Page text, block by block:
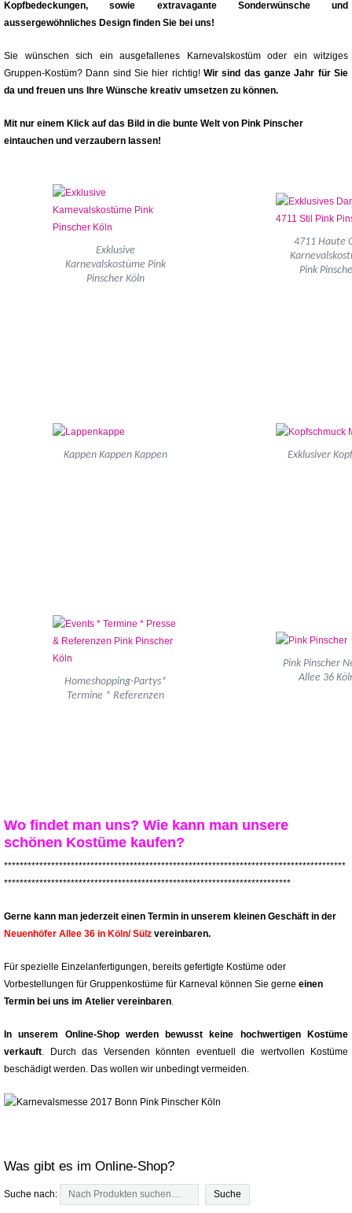
Kopfbedeckungen, sowie extravagante Sonderwünsche und
aussergewöhnliches Design finden Sie bei uns!
Sie wünschen sich ein ausgefallenes Karnevalskostüm oder ein witziges
Gruppen-Kostüm? Dann sind Sie hier richtig! Wir sind das ganze Jahr für Sie
da und freuen uns Ihre Wünsche kreativ umsetzen zu können.
Mit nur einem Klick auf das Bild in die bunte Welt von Pink Pinscher
eintauchen und verzaubern lassen!
Exklusive
Karnevalskostüme Pink
Pinscher Köln
4711 Haute
Pink
Kappen Kappen Kappen Exklusiver
Homeshopping-Partys*
Termine * Referenzen
Pink Pinscher
Allee 36
Wo findet man uns? Wie kann man unsere
schönen Kostüme kaufen?
***************************************************************************************
*************************************************************************
Gerne kann man jederzeit einen Termin in unserem kleinen Geschäft in der
Neuenhöfer Allee 36 in Köln/ Sülz vereinbaren.
Für spezielle Einzelanfertigungen, bereits gefertigte Kostüme oder
Vorbestellungen für Gruppenkostüme für Karneval können Sie gerne einen
Termin bei uns im Atelier vereinbaren
In unserem Online-Shop werden bewusst keine hochwertigen Kostüme
verkauft . Durch das Versenden könnten eventuell die wertvollen Kostüme
beschädigt werden. Das wollen wir unbedingt vermeiden.
Was gibt es im Online-Shop?
Suche nach: